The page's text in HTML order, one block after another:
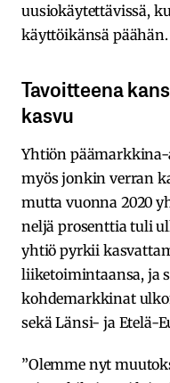
uusiokäytettävissä,
käyttöikänsä päähän.
Tavoitteena
kasvu
Yhtiön päämarkkina-
myös jonkin verran
mutta vuonna 2020
neljä prosenttia tuli
yhtiö pyrkii
liiketoimintaansa, ja
kohdemarkkinat
sekä Länsi- ja Etelä-
”Olemme nyt